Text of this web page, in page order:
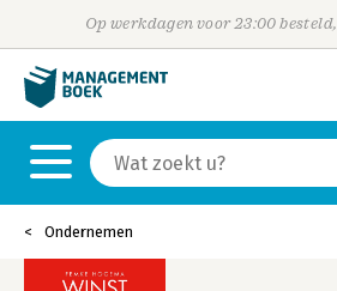
Op werkdagen voor 23:00
Ondernemen